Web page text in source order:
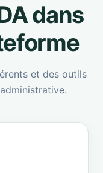
dans
et des outils